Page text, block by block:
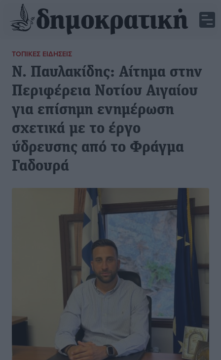
ΤΟΠΙΚΈΣ ΕΙΔΉΣΕΙΣ
Ν. Παυλακίδης: Αίτημα στην
Περιφέρεια Νοτίου Αιγαίου
για επίσημη ενημέρωση
σχετικά με το έργο
ύδρευσης από το Φράγμα
Γαδουρά